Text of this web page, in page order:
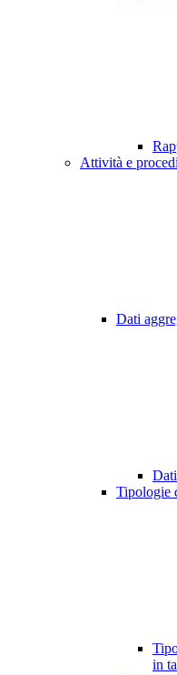
Attività e
Dati
Tipologie
in